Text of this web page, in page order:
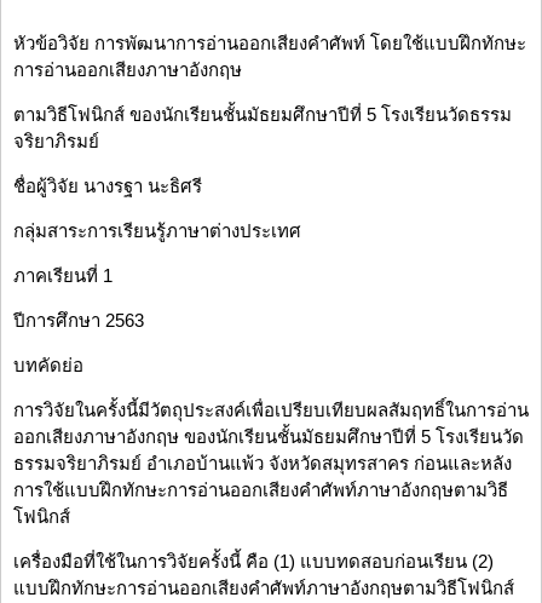
หัวข้อวิจัย การพัฒนาการอ่านออกเสียงคำศัพท์ โดยใช้แบบฝึกทักษะ
การอ่านออกเสียงภาษาอังกฤษ
ตามวิธีโฟนิกส์ ของนักเรียนชั้นมัธยมศึกษาปีที่ 5 โรงเรียนวัดธรรม
จริยาภิรมย์
ชื่อผู้วิจัย นางรฐา นะธิศรี
กลุ่มสาระการเรียนรู้ภาษาต่างประเทศ
ภาคเรียนที่ 1
ปีการศึกษา 2563
บทคัดย่อ
การวิจัยในครั้งนี้มีวัตถุประสงค์เพื่อเปรียบเทียบผลสัมฤทธิ์ในการอ่าน
ออกเสียงภาษาอังกฤษ ของนักเรียนชั้นมัธยมศึกษาปีที่ 5 โรงเรียนวัด
ธรรมจริยาภิรมย์ อำเภอบ้านแพ้ว จังหวัดสมุทรสาคร ก่อนและหลัง
การใช้แบบฝึกทักษะการอ่านออกเสียงคำศัพท์ภาษาอังกฤษตามวิธี
โฟนิกส์
เครื่องมือที่ใช้ในการวิจัยครั้งนี้ คือ (1) แบบทดสอบก่อนเรียน (2)
แบบฝึกทักษะการอ่านออกเสียงคำศัพท์ภาษาอังกฤษตามวิธีโฟนิกส์